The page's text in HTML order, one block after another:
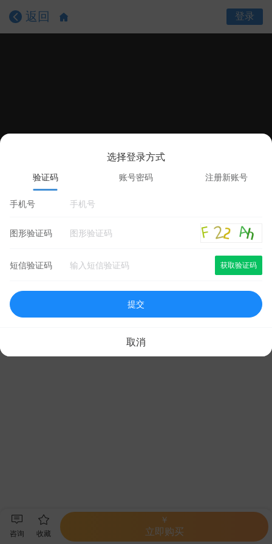
返回 登录
咨询 收藏
￥
立即购买
选择登录方式
验证码 账号密码 注册新账号
手机号
图形验证码
短信验证码 获取验证码
提交
取消